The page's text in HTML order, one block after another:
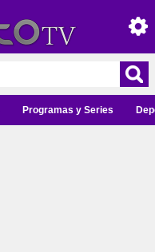
Programas y Series